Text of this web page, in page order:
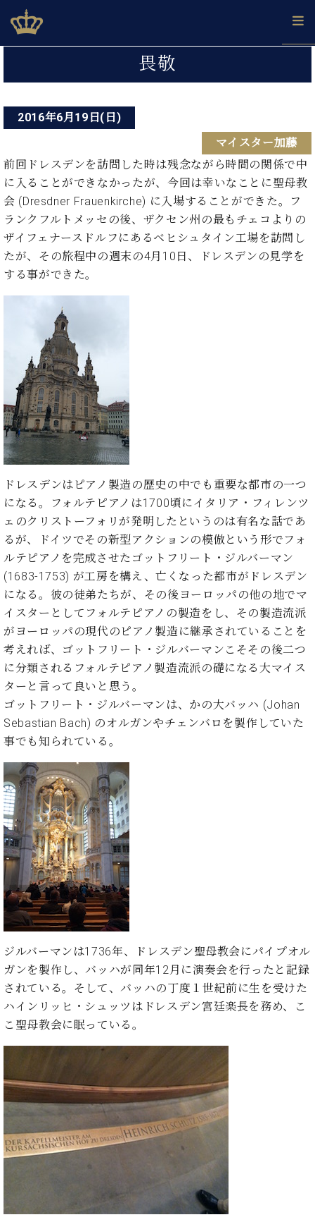
to
content
ベヒシュタインジャパン公式サイト
BECHSTEIN JAPAN Official Site
ベ
ヒ
ュ
イ
ン
コ
ン
サ
ト /
C.
シ
ュ
タ
イ
ン
レ
ジ
ン
ス
C.
ベ
ヒ
ュ
タ
イ
ン
コ
ン
サ
ー
ト
/
ベ
ヒ
シ
ュ
タ
イ
ン
レ
ジ
デ
ン
ベ
ヒ
シ
ン
コ
サ
ー
ン
示
ピ
ア
ノ
技
術
ベ
シ
ュ
イ
ン
の
グ
ラ
ン
ド
ピ
音
色
と
タ
ッ
ベ
ヒ
シ
ュ
タ
イ
ン・
ャ
パ
ン
の
取
り
み
ピ
ア
ノ
製
造
号
イ
ン
の
秘
密
ド
ツ
の
器
ベ
ヒ
シ
ュ
タ
イ
ン
ス
ト
リ
ー
楽
家
達
の
声
ヒ
シ
ュ
タ
イ
音
色
ベ
ヒ
シ
ュ
タ
イ
ン
を
弾
く
に
ベ
ヒ
タ
イ
シ
績
ニ
ー
ス・
イ
ベ
ン
メ
マ
ガ
員
登
録
ご
案
内
各
店
知
ら
せ
(入
荷
情
報
プ
レ
ス
リ
リ
ー
ス
知
ら
せ・
メ
デ
ィ
情
報)
キ
ャ
ン
ペ
ン
コ
ン
サ
ト
レ
ッ
ン
ト
店
正
規
デ
ー
ラ
ー・
扱
店
店
舗・
サ
ン・
調
律
ベ
シ
ュ
イ
ン
で、
演
奏
し
た
い！
た
い！
と
い
う
は、
お
近
く
直
営
店
舗
ま
オンライン試弾
メルマガ登録
趣
味
ら
本
格
的
に
学
ぶ
方
ま
で
大
迎。
ベヒ
シュ
タイ
ーレ
音楽
教室
会
社
案
内
企
情
報
採
用
情
報
ベ
ヒ
ン
会
員
ベ
シ
ュ
タ
イ
ン・
ジ
パ
ン
ブ
ロ
グ
問
せ
畏敬
2016年6月19日(日)
マイスター加藤
前回ドレスデンを訪問した時は残念ながら時間の関係で中
に入ることができなかったが、今回は幸いなことに聖母教
会 (Dresdner Frauenkirche) に入場することができた。フ
ランクフルトメッセの後、ザクセン州の最もチェコよりの
ザイフェナースドルフにあるベヒシュタイン工場を訪問し
たが、その旅程中の週末の4月10日、ドレスデンの見学を
する事ができた。
ドレスデンはピアノ製造の歴史の中でも重要な都市の一つ
になる。フォルテピアノは1700頃にイタリア・フィレンツ
ェのクリストーフォリが発明したというのは有名な話であ
るが、ドイツでその新型アクションの模倣という形でフォ
ルテピアノを完成させたゴットフリート・ジルバーマン
(1683-1753) が工房を構え、亡くなった都市がドレスデン
になる。彼の徒弟たちが、その後ヨーロッパの他の地でマ
イスターとしてフォルテピアノの製造をし、その製造流派
がヨーロッパの現代のピアノ製造に継承されていることを
考えれば、ゴットフリート・ジルバーマンこそその後二つ
に分類されるフォルテピアノ製造流派の礎になる大マイス
ターと言って良いと思う。
ゴットフリート・ジルバーマンは、かの大バッハ (Johan
Sebastian Bach) のオルガンやチェンバロを製作していた
事でも知られている。
ジルバーマンは1736年、ドレスデン聖母教会にパイプオル
ガンを製作し、バッハが同年12月に演奏会を行ったと記録
されている。そして、バッハの丁度１世紀前に生を受けた
ハインリッヒ・シュッツはドレスデン宮廷楽長を務め、こ
こ聖母教会に眠っている。
稿
ナ
ビ
ー
シ
ョ
ン